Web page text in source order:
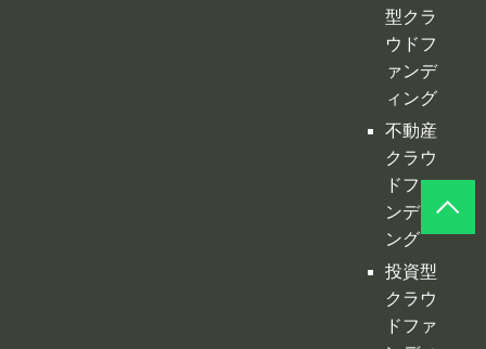
型クラ
ウドフ
ァンデ
ィング
不動産
クラウ
ドファ
ンディ
ング
投資型
クラウ
ドファ